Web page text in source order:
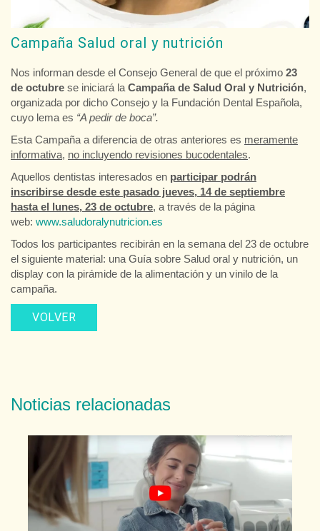
Campaña Salud oral y nutrición
Nos informan desde el Consejo General de que el próximo 23
de octubre se iniciará la Campaña de Salud Oral y Nutrición,
organizada por dicho Consejo y la Fundación Dental Española,
cuyo lema es “A pedir de boca”.
Esta Campaña a diferencia de otras anteriores es meramente
informativa, no incluyendo revisiones bucodentales.
Aquellos dentistas interesados en participar podrán
inscribirse desde este pasado jueves, 14 de septiembre
hasta el lunes, 23 de octubre, a través de la página
web: www.saludoralynutricion.es
Todos los participantes recibirán en la semana del 23 de octubre
el siguiente material: una Guía sobre Salud oral y nutrición, un
display con la pirámide de la alimentación y un vinilo de la
campaña.
VOLVER
Noticias relacionadas